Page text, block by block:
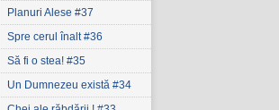
Planuri Alese #37
Spre cerul înalt #36
Să fi o stea! #35
Un Dumnezeu există #34